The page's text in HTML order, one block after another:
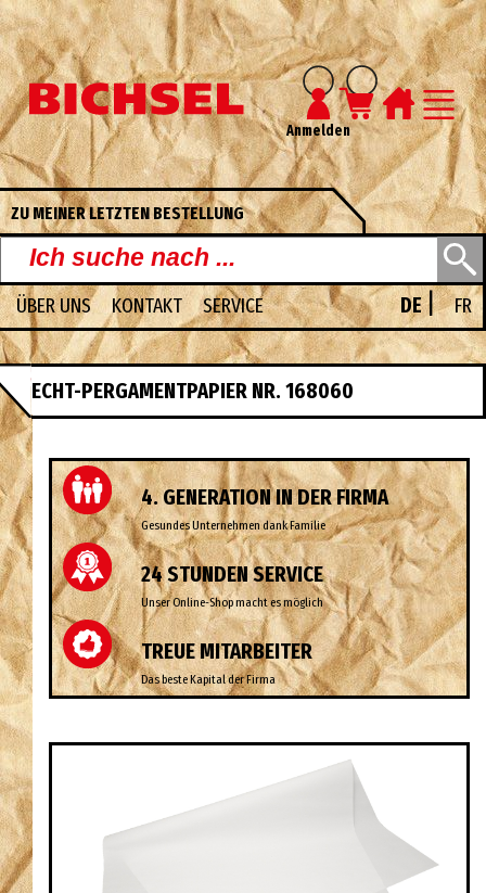
Anmelden
ZU MEINER LETZTEN BESTELLUNG
UNSERE PDF-KATALOGE
ÜBER UNS KONTAKT SERVICE DE| FR
ECHT-PERGAMENTPAPIER NR. 168060
4. GENERATION IN DER FIRMA
Gesundes Unternehmen dank Familie
24 STUNDEN SERVICE
Unser Online-Shop macht es möglich
TREUE MITARBEITER
Das beste Kapital der Firma